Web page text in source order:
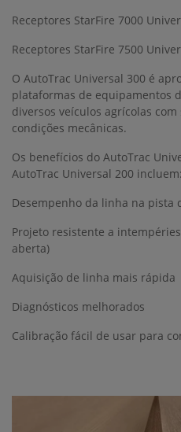
Receptores StarFire 7000
Receptores StarFire 7500
O AutoTrac Universal 300 é
plataformas de equipamentos
diversos veículos agrícolas
condições mecânicas.
Os benefícios do AutoTrac
AutoTrac Universal 200 incluem:
Desempenho da linha na pista
Projeto resistente a
aberta)
Aquisição de linha mais rápida
Diagnósticos melhorados
Calibração fácil de usar para